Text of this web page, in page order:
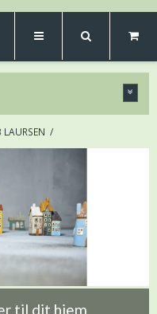
LAURSEN /
til dit hjem